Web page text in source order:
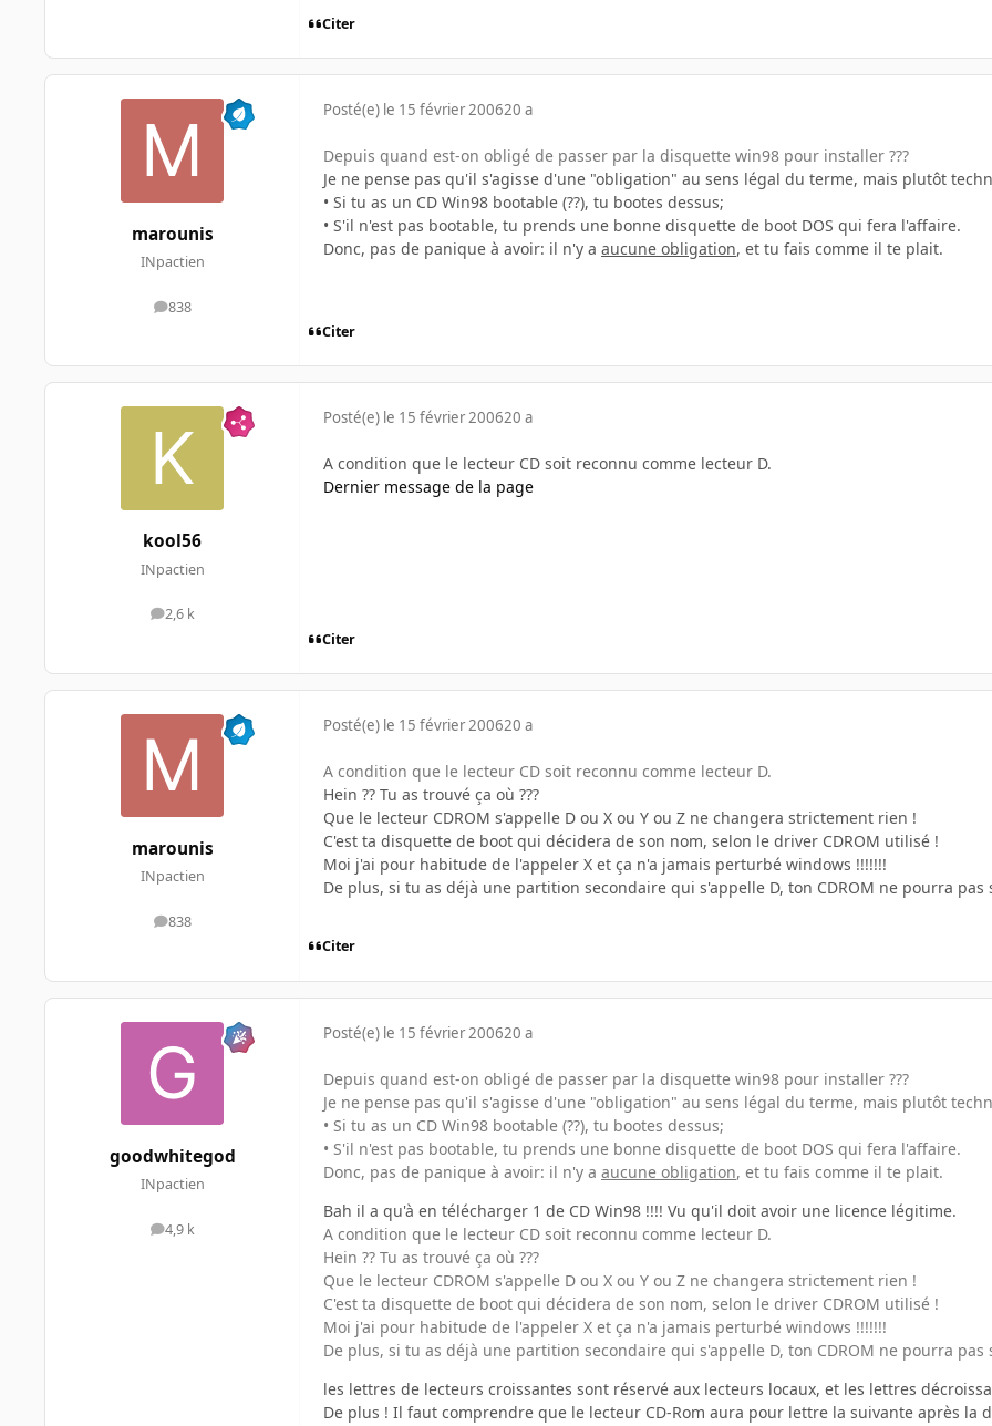
Citer
marounis
INpactien
838
messages
Posté(e) le 15 février 200620 a
Depuis quand est-on obligé de passer par la disquette win98 pour installer ???
Je ne pense pas qu'il s'agisse d'une "obligation" au sens légal du terme, mais plutôt
• Si tu as un CD Win98 bootable (??), tu bootes dessus;
• S'il n'est pas bootable, tu prends une bonne disquette de boot DOS qui fera l'affaire.
Donc, pas de panique à avoir: il n'y a aucune obligation, et tu fais comme il te plait.
Citer
kool56
INpactien
2,6 k
messages
Posté(e) le 15 février 200620 a
A condition que le lecteur CD soit reconnu comme lecteur D.
Dernier message de la page
Citer
marounis
INpactien
838
messages
Posté(e) le 15 février 200620 a
A condition que le lecteur CD soit reconnu comme lecteur D.
Hein ?? Tu as trouvé ça où ???
Que le lecteur CDROM s'appelle D ou X ou Y ou Z ne changera strictement rien !
C'est ta disquette de boot qui décidera de son nom, selon le driver CDROM utilisé !
Moi j'ai pour habitude de l'appeler X et ça n'a jamais perturbé windows !!!!!!!
De plus, si tu as déjà une partition secondaire qui s'appelle D, ton CDROM ne pourra pas
Citer
goodwhitegod
INpactien
4,9 k
messages
Posté(e) le 15 février 200620 a
Depuis quand est-on obligé de passer par la disquette win98 pour installer ???
Je ne pense pas qu'il s'agisse d'une "obligation" au sens légal du terme, mais plutôt
• Si tu as un CD Win98 bootable (??), tu bootes dessus;
• S'il n'est pas bootable, tu prends une bonne disquette de boot DOS qui fera l'affaire.
Donc, pas de panique à avoir: il n'y a aucune obligation, et tu fais comme il te plait.
Bah il a qu'à en télécharger 1 de CD Win98 !!!! Vu qu'il doit avoir une licence légitime.
A condition que le lecteur CD soit reconnu comme lecteur D.
Hein ?? Tu as trouvé ça où ???
Que le lecteur CDROM s'appelle D ou X ou Y ou Z ne changera strictement rien !
C'est ta disquette de boot qui décidera de son nom, selon le driver CDROM utilisé !
Moi j'ai pour habitude de l'appeler X et ça n'a jamais perturbé windows !!!!!!!
De plus, si tu as déjà une partition secondaire qui s'appelle D, ton CDROM ne pourra pas
les lettres de lecteurs croissantes sont réservé aux lecteurs locaux, et les lettres
De plus ! Il faut comprendre que le lecteur CD-Rom aura pour lettre la suivante après